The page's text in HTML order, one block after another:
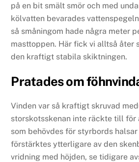
på en bit smält smör och med
kölvatten bevarades
så småningom hade några meter
masttoppen. Här fick vi alltså åter
den kraftigt stabila skiktningen.
Pratades om
Vinden var så kraftigt skruvad
storskotsskenan inte räckte till för
som behövdes för styrbords
förstärktes ytterligare av den
vridning med höjden, se tidigare